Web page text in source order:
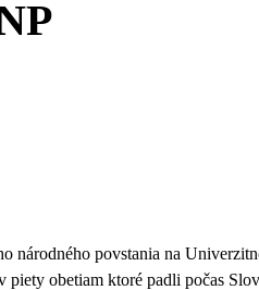
národného povstania na
piety obetiam ktoré padli počas